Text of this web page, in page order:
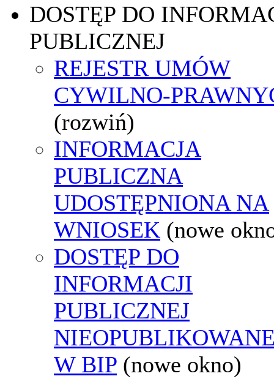
DOSTĘP DO
PUBLICZNEJ
REJESTR UMÓW
CYWILNO-
(rozwiń)
INFORMACJA
PUBLICZNA
UDOSTĘPNIONA NA
WNIOSEK (nowe
DOSTĘP DO
INFORMACJI
PUBLICZNEJ
W BIP (nowe okno)